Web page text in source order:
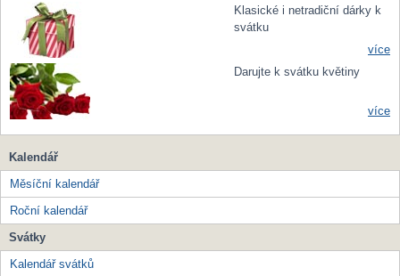
Klasické i netradiční dárky k
svátku
více
Darujte k svátku květiny
více
Kalendář
Měsíční kalendář
Roční kalendář
Svátky
Kalendář svátků